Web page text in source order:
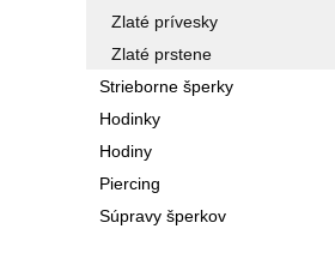
Zlaté prívesky
Zlaté prstene
Strieborne šperky
Hodinky
Hodiny
Piercing
Súpravy šperkov